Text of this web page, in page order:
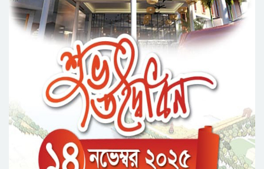
জ্বালানিসংকট মোকাবিলায় তিন নির্দেশনা প্রধানমন্ত্রীর
বাংলাদেশ-কোরিয়া সিইপিএ চুক্তি : ৯৭ শতাংশ পণ্য
পাবে শুল্ক সুবিধা
ডিসেম্বরের মধ্যে কৃষকের পূর্ণাঙ্গ তালিকা প্রণয়নের
নির্দেশ প্রধানমন্ত্রীর